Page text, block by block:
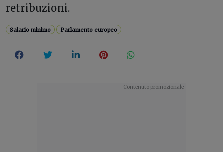
retribuzioni.
Salario minimo Parlamento europeo